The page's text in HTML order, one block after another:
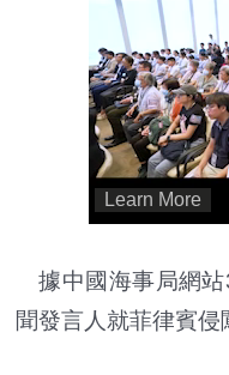
據中國海事局網站
聞發言人就菲律賓侵